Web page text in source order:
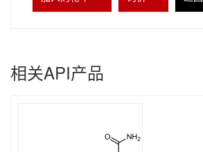
相关API产品